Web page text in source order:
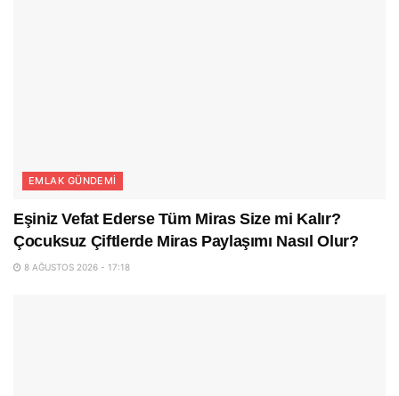
EMLAK GÜNDEMI
Eşiniz Vefat Ederse Tüm Miras Size mi Kalır?
Çocuksuz Çiftlerde Miras Paylaşımı Nasıl Olur?
8 AĞUSTOS 2026 - 17:18